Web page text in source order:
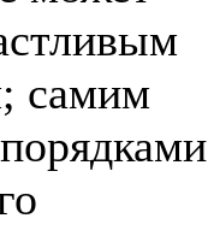
самим